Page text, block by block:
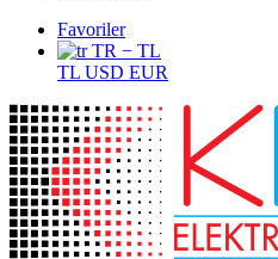
Favoriler
TR − TL
TL USD EUR